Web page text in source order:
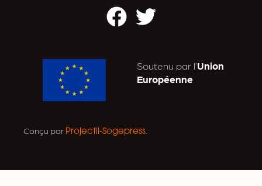
Facebook
Twitter
Soutenu par l’Union
Européenne
Conçu par Projectil-Sogepress